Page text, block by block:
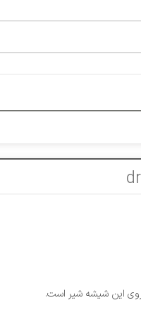
روی این شیشه شیر است.